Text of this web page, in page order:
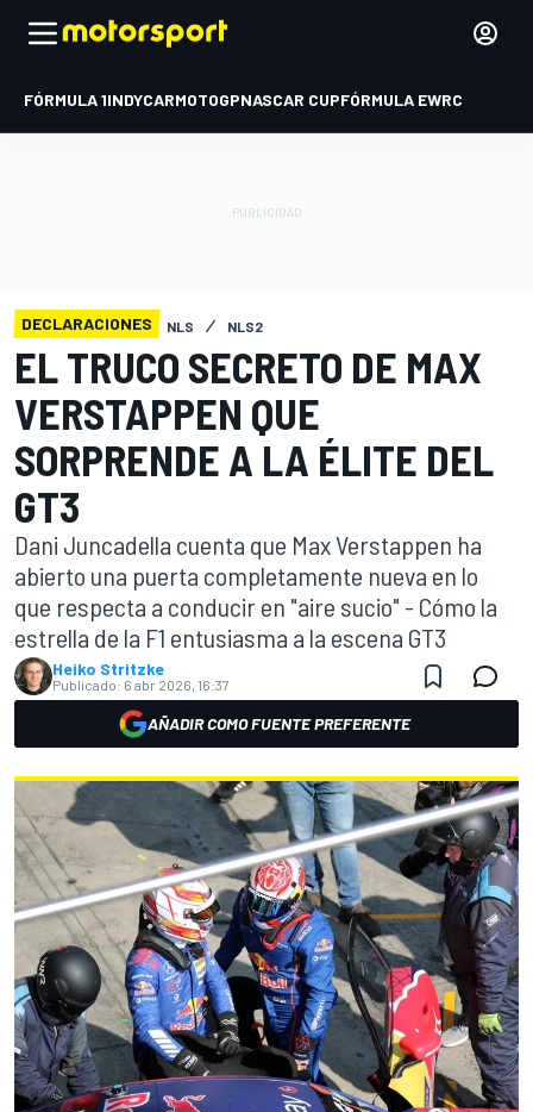
FÓRMULA 1INDYCARMOTOGPNASCAR CUPFÓRMULA EWRC
DECLARACIONES NLS NLS2
EL TRUCO SECRETO DE MAX
VERSTAPPEN QUE
SORPRENDE A LA ÉLITE DEL
GT3
Dani Juncadella cuenta que Max Verstappen ha
abierto una puerta completamente nueva en lo
que respecta a conducir en "aire sucio" - Cómo la
estrella de la F1 entusiasma a la escena GT3
Heiko Stritzke
Publicado: 6 abr 2026, 16:37
AÑADIR COMO FUENTE PREFERENTE